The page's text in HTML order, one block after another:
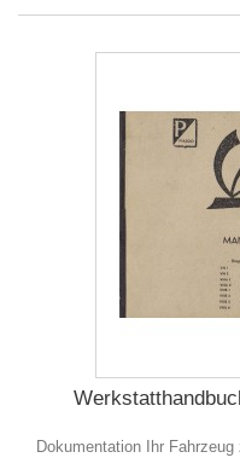
Dokumentation Ihr